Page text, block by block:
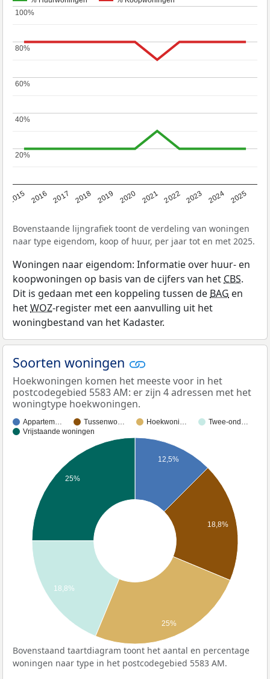
2015 2016 2017 2018 2019 2020 2021 2022 2023 2024 2025
20%
20%
40%
40%
60%
60%
80%
80%
100%
100%
Bovenstaande lijngrafiek toont de verdeling van woningen
naar type eigendom, koop of huur, per jaar tot en met 2025.
Woningen naar eigendom: Informatie over huur- en
koopwoningen op basis van de cijfers van het CBS.
Dit is gedaan met een koppeling tussen de BAG en
hetWOZ-register met een aanvulling uit het
woningbestand van het Kadaster.
Soorten woningen
Hoekwoningen komen het meeste voor in het
postcodegebied 5583 AM: er zijn 4 adressen met het
woningtype hoekwoningen.
Appartem… Tussenwo… Hoekwoni…
Twee-ond…
Vrijstaande woningen
12,5%
18,8%
25%
18,8%
25%
Bovenstaand taartdiagram toont het aantal en percentage
woningen naar type in het postcodegebied 5583 AM.